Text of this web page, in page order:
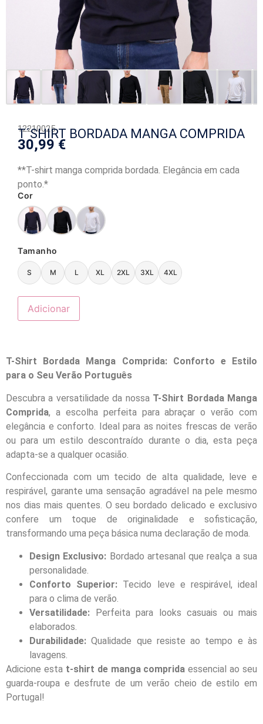
12210025
T´SHIRT BORDADA MANGA COMPRIDA
30,99 €
**T-shirt manga comprida bordada. Elegância em cada
ponto.*
Cor
Tamanho
S M L XL 2XL 3XL 4XL
Adicionar
T-Shirt Bordada Manga Comprida: Conforto e Estilo
para o Seu Verão Português
Descubra a versatilidade da nossa T-Shirt Bordada Manga
Comprida, a escolha perfeita para abraçar o verão com
elegância e conforto. Ideal para as noites frescas de verão
ou para um estilo descontraído durante o dia, esta peça
adapta-se a qualquer ocasião.
Confeccionada com um tecido de alta qualidade, leve e
respirável, garante uma sensação agradável na pele mesmo
nos dias mais quentes. O seu bordado delicado e exclusivo
confere um toque de originalidade e sofisticação,
transformando uma peça básica numa declaração de moda.
Design Exclusivo: Bordado artesanal que realça a sua
personalidade.
Conforto Superior: Tecido leve e respirável, ideal
para o clima de verão.
Versatilidade: Perfeita para looks casuais ou mais
elaborados.
Durabilidade: Qualidade que resiste ao tempo e às
lavagens.
Adicione esta t-shirt de manga comprida essencial ao seu
guarda-roupa e desfrute de um verão cheio de estilo em
Portugal!